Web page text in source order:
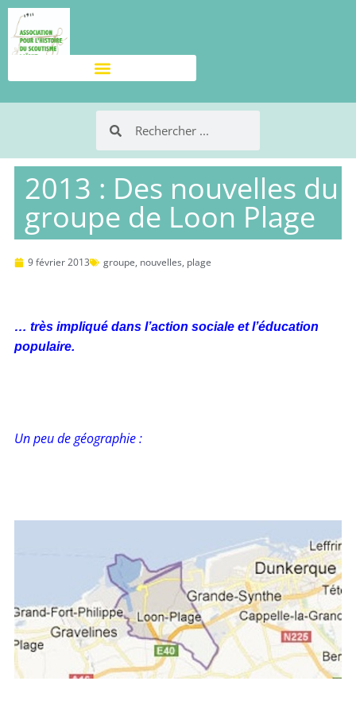
2013 : Des nouvelles du
groupe de Loon Plage
9 février 2013 groupe, nouvelles, plage
… très impliqué dans l’action sociale et l’éducation
populaire.
Un peu de géographie :